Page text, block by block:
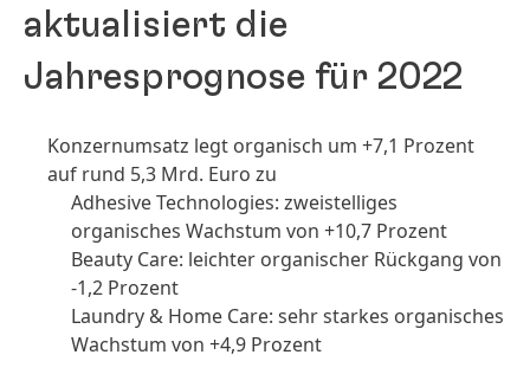
aktualisiert die
Jahresprognose für 2022
Konzernumsatz legt organisch um +7,1 Prozent
auf rund 5,3 Mrd. Euro zu
Adhesive Technologies: zweistelliges
organisches Wachstum von +10,7 Prozent
Beauty Care: leichter organischer Rückgang von
-1,2 Prozent
Laundry & Home Care: sehr starkes organisches
Wachstum von +4,9 Prozent